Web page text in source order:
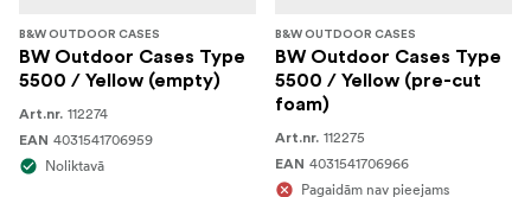
B&W OUTDOOR CASES
BW Outdoor Cases Type
5500 / Yellow (empty)
Art.nr. 112274
EAN 4031541706959
Noliktavā
B&W OUTDOOR CASES
BW Outdoor Cases Type
5500 / Yellow (pre-cut
foam)
Art.nr. 112275
EAN 4031541706966
Pagaidām nav pieejams